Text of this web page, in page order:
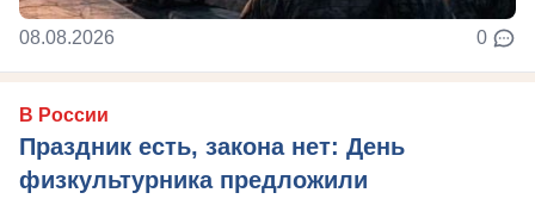
08.08.2026 0
В России
Праздник есть, закона нет: День
физкультурника предложили